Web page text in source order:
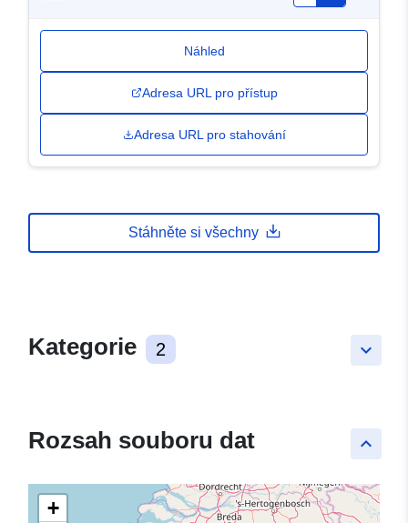
Náhled
Adresa URL pro přístup
Adresa URL pro stahování
Stáhněte si všechny
keyboard_arrow_down
Kategorie 2
keyboard_arrow_up
Rozsah souboru dat
+